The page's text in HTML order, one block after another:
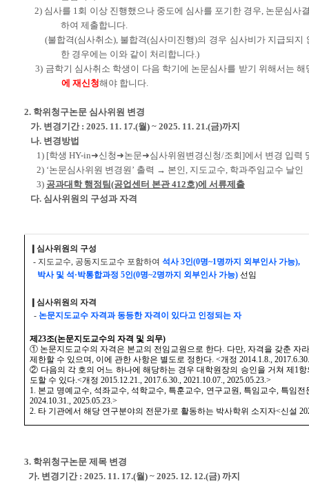
2) 심사를 1회 이상 진행했으나 중도에 심사를 포기한 경우, 논문심사
하여 제출합니다.
(불합격(심사취소), 불합격(심사미진행)의 경우 심사비가 지급되지
한 경우에는 이와 같이 처리합니다.)
3) 금학기 심사취소 학생이 다음 학기에 논문심사를 받기 위해서는
에 재신청해야 합니다.
2. 학위청구논문 심사위원 변경
가. 변경기간 : 2025. 11. 17.(월) ~ 2025. 11. 21.(금)까지
나. 변경방법
1) [학생 HY-in➜신청➜논문➜심사위원변경신청/조회]에서 변경 입력
2) ‘논문심사위원 변경원’ 출력 → 본인, 지도교수, 학과주임교수 날인
3) 공과대학 행정팀(공업센터 본관 412호)에 서류제출
다. 심사위원의 구성과 자격
❙심사위원의 구성
- 지도교수, 공동지도교수 포함하여 석사 3인(0명~1명까지 외부인사 가능),
박사 및 석·박통합과정 5인(0명~2명까지 외부인사 가능) 선임
❙심사위원의 자격
- 논문지도교수 자격과 동등한 자격이 있다고 인정되는 자
제23조(논문지도교수의 자격 및 의무)
① 논문지도교수의 자격은 본교의 전임교원으로 한다. 다만, 자격을 갖춘 자
제한할 수 있으며, 이에 관한 사항은 별도로 정한다. <개정 2014.1.8.,
② 다음의 각 호의 어느 하나에 해당하는 경우 대학원장의 승인을 거쳐 제1
도할 수 있다.<개정 2015.12.21., 2017.6.30., 2021.10.07., 2025.05.23.>
1. 본교 명예교수, 석좌교수, 석학교수, 특훈교수, 연구교원, 특임교수, 특임전
2024.10.31., 2025.05.23.>
2. 타 기관에서 해당 연구분야의 전문가로 활동하는 박사학위 소지자<신설
3. 학위청구논문 제목 변경
가. 변경기간 : 2025. 11. 17.(월) ~ 2025. 12. 12.(금) 까지